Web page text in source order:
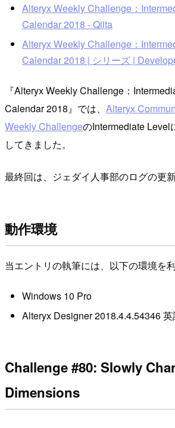
Alteryx Weekly Challenge：
Calendar 2018 - Qiita
Alteryx Weekly Challenge：
Calendar 2018 | シリーズ |
『Alteryx Weekly Challenge：
Calendar 2018』では、 Alteryx
Weekly ChallengeのIntermediate Level
してきました。
最終回は、ジェダイ人事部のログの更
動作環境
当エントリの執筆には、以下の環境を
Windows 10 Pro
Alteryx Designer 2018.4.4.54346 英
Challenge #80: Slowly
Dimensions